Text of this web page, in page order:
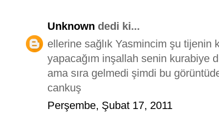
Unknown dedi ki...
ellerine sağlık Yasmincim şu tijenin
yapacağım inşallah senin kurabiye
ama sıra gelmedi şimdi bu
cankuş
Perşembe, Şubat 17, 2011